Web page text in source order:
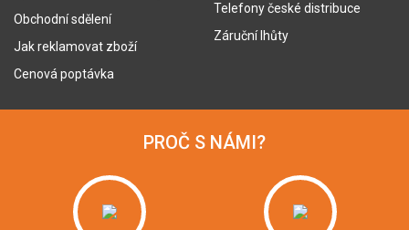
Obchodní sdělení
Jak reklamovat zboží
Cenová poptávka
Telefony české distribuce
Záruční lhůty
PROČ S NÁMI?